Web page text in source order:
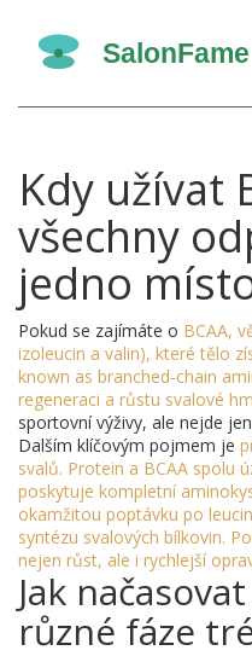
Kdy užívat
všechny
jedno
Pokud se zajímáte o BCAA,
izoleucin a valin), které tělo
known as branched‑chain
regeneraci a růstu svalové
sportovní výživy, ale nejde
Dalším klíčovým pojmem je
svalů. Protein a BCAA spolu
poskytuje kompletní
okamžitou poptávku po
syntézu svalových bílkovin.
nejen růst, ale i rychlejší
Jak
různé fáze